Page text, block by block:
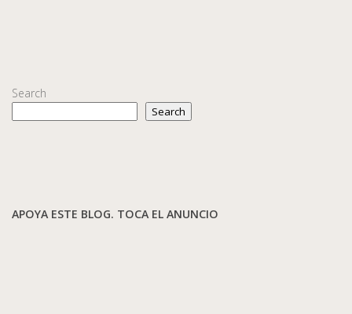
Search
Search
APOYA ESTE BLOG. TOCA EL ANUNCIO